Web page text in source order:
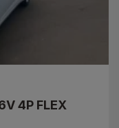
4P FLEX